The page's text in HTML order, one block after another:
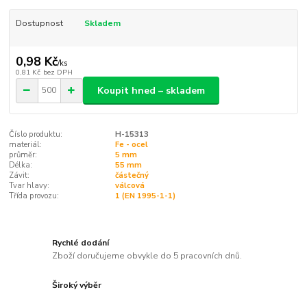
Dostupnost Skladem
0,98 Kč/ks
0,81 Kč bez DPH
Koupit hned – skladem
Číslo produktu:
H-15313
materiál:
Fe - ocel
průměr:
5 mm
Délka:
55 mm
Závit:
částečný
Tvar hlavy:
válcová
Třída provozu:
1 (EN 1995-1-1)
Rychlé dodání
Zboží doručujeme obvykle do 5 pracovních dnů.
Široký výběr